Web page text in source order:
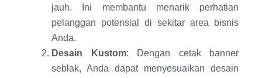
jauh. Ini membantu menarik perhatian
pelanggan potensial di sekitar area bisnis
Anda.
Desain Kustom: Dengan cetak banner
seblak, Anda dapat menyesuaikan desain